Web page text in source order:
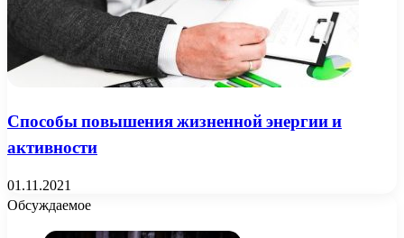
Способы повышения жизненной энергии и
активности
01.11.2021
Обсуждаемое